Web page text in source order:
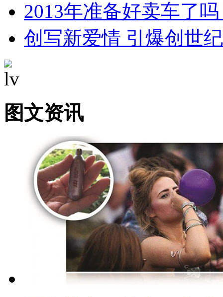
2013年准备好卖车了
创写新爱情 引爆创世
图文资讯